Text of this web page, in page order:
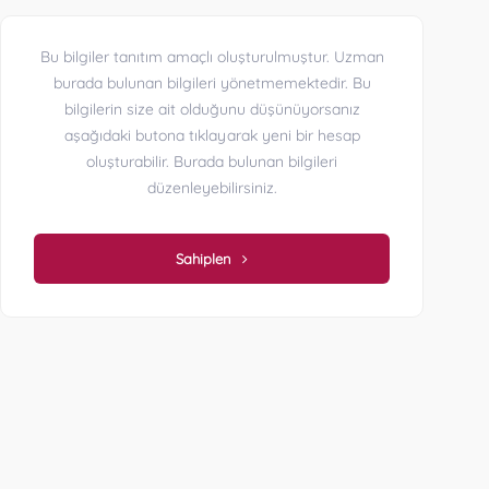
Bu bilgiler tanıtım amaçlı oluşturulmuştur. Uzman
burada bulunan bilgileri yönetmemektedir. Bu
bilgilerin size ait olduğunu düşünüyorsanız
aşağıdaki butona tıklayarak yeni bir hesap
oluşturabilir. Burada bulunan bilgileri
düzenleyebilirsiniz.
Sahiplen